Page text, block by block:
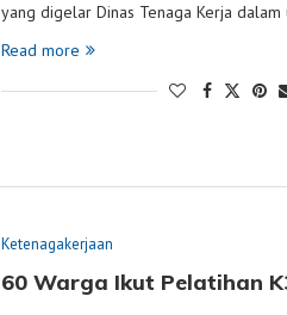
yang digelar Dinas Tenaga Kerja
Read more
Ketenagakerjaan
60 Warga Ikut Pelatihan